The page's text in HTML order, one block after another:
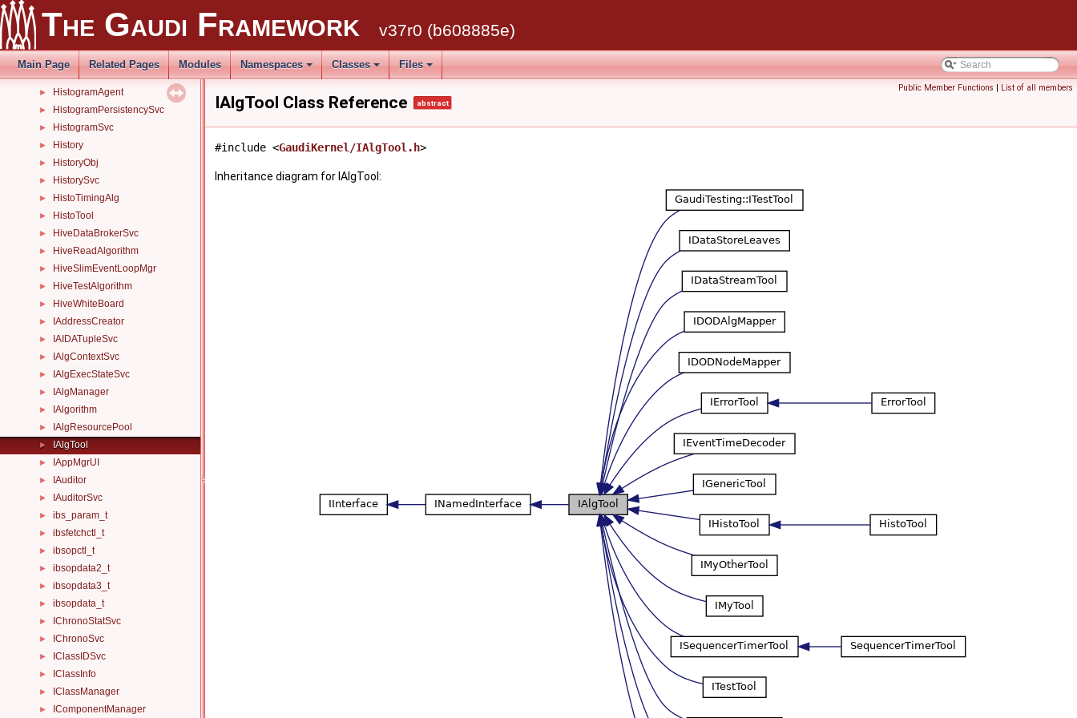
The Gaudi Framework v37r0 (b608885e)
Main Page Related Pages Modules Namespaces Classes Files
GetStringView
GlobalDirectoryRestore
► HelloWorld
► HistoAlgorithm
► HistogramAgent
► HistogramPersistencySvc
► HistogramSvc
► History
► HistoryObj
► HistorySvc
► HistoTimingAlg
► HistoTool
► HiveDataBrokerSvc
► HiveReadAlgorithm
► HiveSlimEventLoopMgr
► HiveTestAlgorithm
► HiveWhiteBoard
► IAddressCreator
► IAIDATupleSvc
► IAlgContextSvc
► IAlgExecStateSvc
► IAlgManager
► IAlgorithm
► IAlgResourcePool
► IAlgTool
► IAppMgrUI
► IAuditor
► IAuditorSvc
► ibs_param_t
► ibsfetchctl_t
► ibsopctl_t
► ibsopdata2_t
► ibsopdata3_t
► ibsopdata_t
► IChronoStatSvc
► IChronoSvc
► IClassIDSvc
► IClassInfo
► IClassManager
► IComponentManager
Public Member Functions | List of all members
IAlgTool Class Reference abstract
#include <GaudiKernel/IAlgTool.h>
Inheritance diagram for IAlgTool: